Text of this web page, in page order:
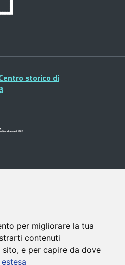
per migliorare la tua
contenuti
e per capire da dove
storico di